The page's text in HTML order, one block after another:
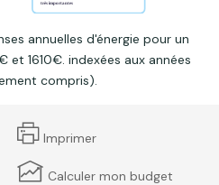
annuelles d'énergie pour un
et 1610€. indexées aux années
compris).
Imprimer
Calculer mon budget